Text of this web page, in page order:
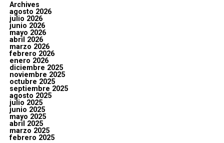
Archives
agosto 2026
julio 2026
junio 2026
mayo 2026
abril 2026
marzo 2026
febrero 2026
enero 2026
diciembre 2025
noviembre 2025
octubre 2025
septiembre 2025
agosto 2025
julio 2025
junio 2025
mayo 2025
abril 2025
marzo 2025
febrero 2025